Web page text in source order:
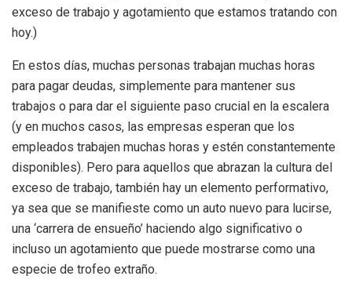
exceso de trabajo y agotamiento que estamos tratando con
hoy.)
En estos días, muchas personas trabajan muchas horas
para pagar deudas, simplemente para mantener sus
trabajos o para dar el siguiente paso crucial en la escalera
(y en muchos casos, las empresas esperan que los
empleados trabajen muchas horas y estén constantemente
disponibles). Pero para aquellos que abrazan la cultura del
exceso de trabajo, también hay un elemento performativo,
ya sea que se manifieste como un auto nuevo para lucirse,
una ‘carrera de ensueño’ haciendo algo significativo o
incluso un agotamiento que puede mostrarse como una
especie de trofeo extraño.